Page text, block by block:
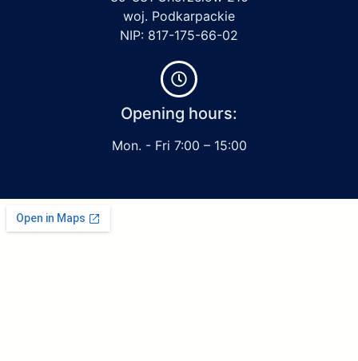
woj. Podkarpackie
NIP: 817-175-66-02
Opening hours:
Mon. - Fri 7:00 – 15:00